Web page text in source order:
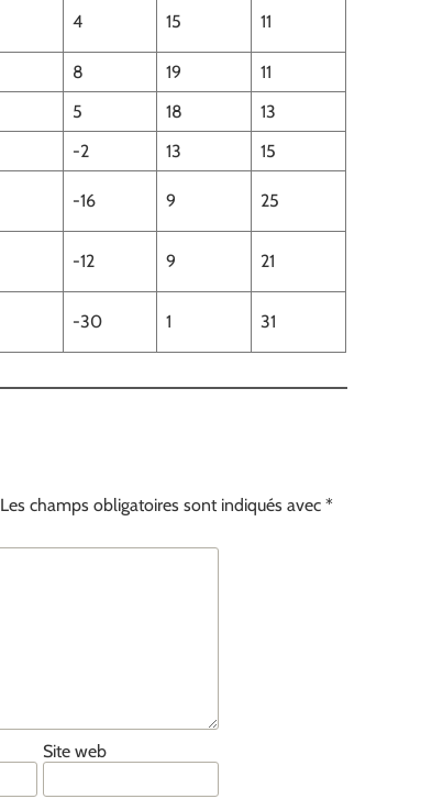
4 15 11
8 19
11
5 18
13
-2 13 15
-16 9 25
-12 9 21
-30 1 31
Les champs obligatoires sont indiqués avec *
Site web